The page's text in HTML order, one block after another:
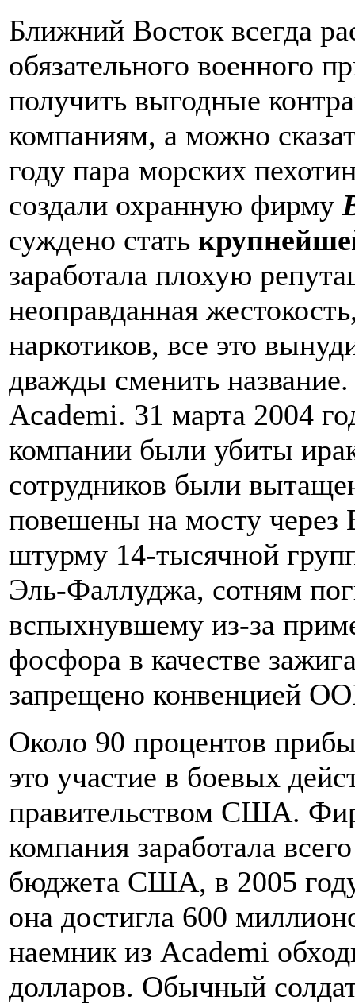
Ближний Восток всегда
обязательного военного
получить выгодные
компаниям, а можно
году пара морских
создали охранную фирму
суждено стать
заработала плохую
неоправданная
наркотиков, все это
дважды сменить
Academi. 31 марта 2004
компании были убиты
сотрудников были
повешены на мосту через
штурму 14-тысячной
Эль-Фаллуджа, сотням
вспыхнувшему из-за
фосфора в качестве
запрещено конвенцией
Около 90 процентов
это участие в боевых
правительством США.
компания заработала
бюджета США, в 2005
она достигла 600
наемник из Academi
долларов. Обычный